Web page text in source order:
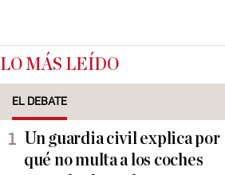
LO MÁS LEÍDO
EL DEBATE
Un guardia civil explica por
qué no multa a los coches